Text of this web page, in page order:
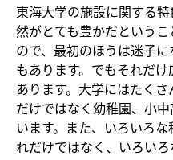
東海大学の施設に関する
然がとても豊かだという
ので、最初のほうは迷子
もあります。でもそれだ
あります。大学にはたく
だけではなく幼稚園、小
います。また、いろいろ
れだけではなく、いろい